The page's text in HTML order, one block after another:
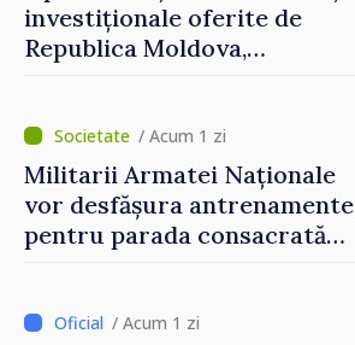
investiționale oferite de
Republica Moldova,
Forumul Diasporei
/ Acum 1 zi
Militarii Armatei Naționale
vor desfășura antrenamente
pentru parada consacrată
/ Acum 1 zi